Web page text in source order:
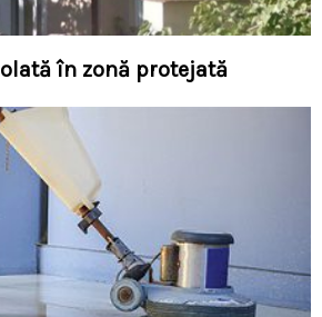
în zonă protejată